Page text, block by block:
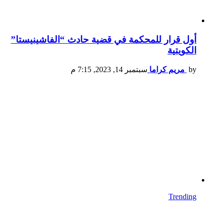
أول قرار للمحكمة في قضية حادث “الفاشينيستا”
الكويتية
by مريم كراما سبتمبر 14, 2023, 7:15 م
Trending